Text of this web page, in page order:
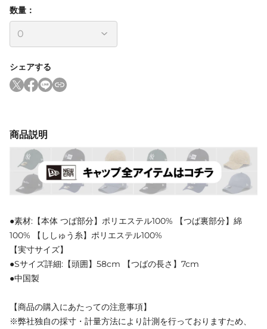
数量：
シェアする
商品説明
●素材:【本体 つば部分】ポリエステル100% 【つば裏部分】綿
100% 【ししゅう糸】ポリエステル100%
【実寸サイズ】
●Sサイズ詳細:【頭囲】58cm 【つばの長さ】7cm
●中国製
【商品の購入にあたっての注意事項】
※弊社独自の採寸・計量方法により計測を行っておりますため、